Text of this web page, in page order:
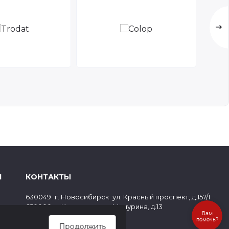
КОНТАКТЫ
630049 г. Новосибирск ул. Красный проспект, д.157/1
650000
г. Кемерово ул. Мичурина, д.13
8 (800) 500-73-43
Продолжить
Вам
помочь?